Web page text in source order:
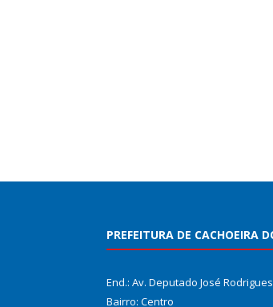
PREFEITURA DE CACHOEIRA
End.: Av. Deputado José
Bairro: Centro